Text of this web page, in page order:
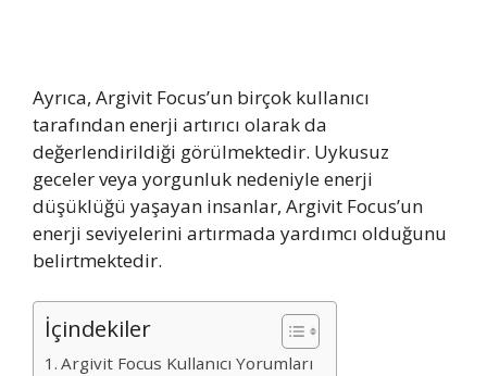
Ayrıca, Argivit Focus’un birçok kullanıcı
tarafından enerji artırıcı olarak da
değerlendirildiği görülmektedir. Uykusuz
geceler veya yorgunluk nedeniyle enerji
düşüklüğü yaşayan insanlar, Argivit Focus’un
enerji seviyelerini artırmada yardımcı olduğunu
belirtmektedir.
İçindekiler
Argivit Focus Kullanıcı Yorumları